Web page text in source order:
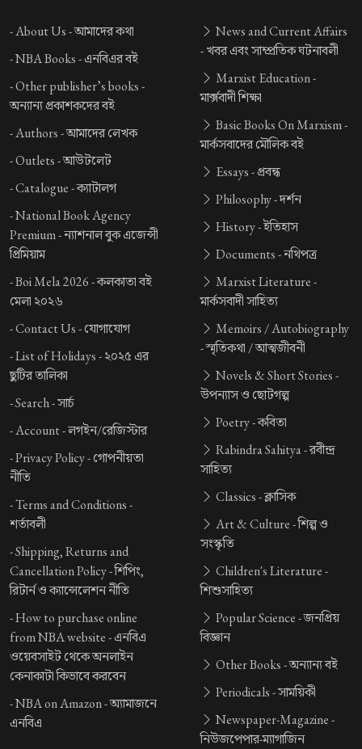
-About Us -আমাদের কথা
-NBA Books -এনবিএর বই
-Other publisher’s books -
অন্যান্য প্রকাশকদের বই
-Authors -আমাদের লেখক
-Outlets -আউটলেট
-Catalogue -ক্যাটালগ
-National Book Agency
Premium -ন্যাশনাল বুক এজেন্সী
প্রিমিয়াম
-Boi Mela 2026 -কলকাতা বই
মেলা ২০২৬
-Contact Us -যোগাযোগ
-List of Holidays -২০২৫ এর
ছুটির তালিকা
-Search -সার্চ
-Account -লগইন/রেজিস্টার
-Privacy Policy -গোপনীয়তা
নীতি
-Terms and Conditions -
শর্তাবলী
-Shipping, Returns and
Cancellation Policy -শিপিং,
রিটার্ন ও ক্যান্সেলেশন নীতি
-How to purchase online
from NBA website -এনবিএ
ওয়েবসাইট থেকে অনলাইন
কেনাকাটা কিভাবে করবেন
-NBA on Amazon -অ্যামাজনে
এনবিএ
News and Current Affairs
-খবর এবং সাম্প্রতিক ঘটনাবলী
Marxist Education -
মার্ক্সবাদী শিক্ষা
Basic Books On Marxism -
মার্কসবাদের মৌলিক বই
Essays -প্রবন্ধ
Philosophy -দর্শন
History -ইতিহাস
Documents -নথিপত্র
Marxist Literature -
মার্কসবাদী সাহিত্য
Memoirs / Autobiography
-স্মৃতিকথা / আত্মজীবনী
Novels & Short Stories -
উপন্যাস ও ছোটগল্প
Poetry -কবিতা
Rabindra Sahitya -রবীন্দ্র
সাহিত্য
Classics -ক্লাসিক
Art & Culture -শিল্প ও
সংস্কৃতি
Children's Literature -
শিশুসাহিত্য
Popular Science -জনপ্রিয়
বিজ্ঞান
Other Books -অন্যান্য বই
Periodicals -সাময়িকী
Newspaper-Magazine -
নিউজপেপার-ম্যাগাজিন